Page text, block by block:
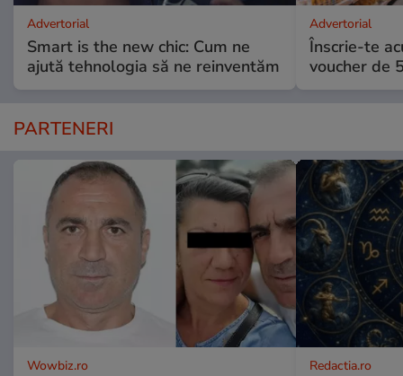
Advertorial
Smart is the new chic: Cum ne
ajută tehnologia să ne reinventăm
Advertorial
Înscrie-te
voucher de
PARTENERI
Wowbiz.ro Redactia.ro